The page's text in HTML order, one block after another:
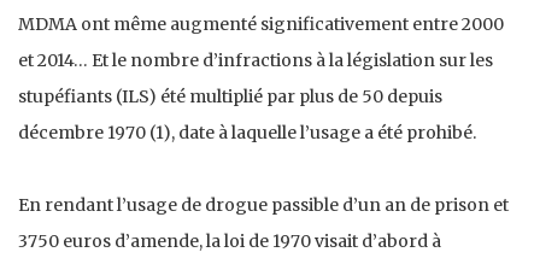
MDMA ont même augmenté significativement entre 2000
et 2014… Et le nombre d’infractions à la législation sur les
stupéfiants (ILS) été multiplié par plus de 50 depuis
décembre 1970 (1), date à laquelle l’usage a été prohibé.
En rendant l’usage de drogue passible d’un an de prison et
3750 euros d’amende, la loi de 1970 visait d’abord à